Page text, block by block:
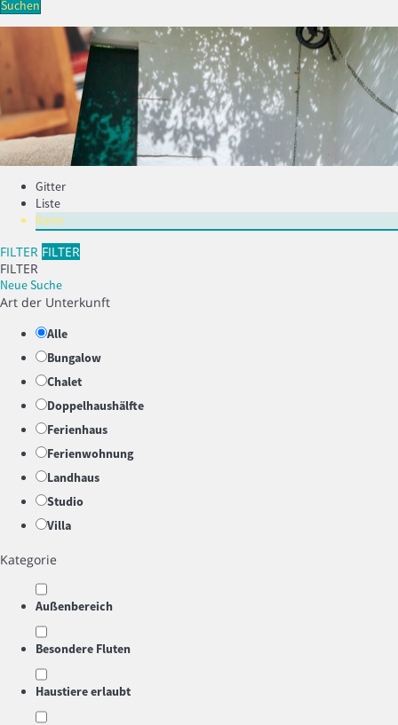
Suchen
Gitter
Liste
Karte
FILTER FILTER
FILTER
Neue Suche
Art der Unterkunft
Alle
Bungalow
Chalet
Doppelhaushälfte
Ferienhaus
Ferienwohnung
Landhaus
Studio
Villa
Kategorie
Außenbereich
Besondere Fluten
Haustiere erlaubt